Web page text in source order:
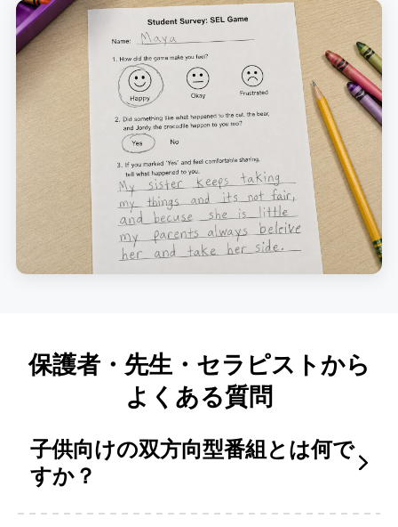
保護者・先生・セラピストから
よくある質問
子供向けの双方向型番組とは何で
すか？